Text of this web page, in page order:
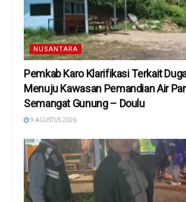
NUSANTARA
Pemkab Karo Klarifikasi Terkait
Menuju Kawasan Pemandian Air
Semangat Gunung – Doulu ‎
9 AGUSTUS 2026